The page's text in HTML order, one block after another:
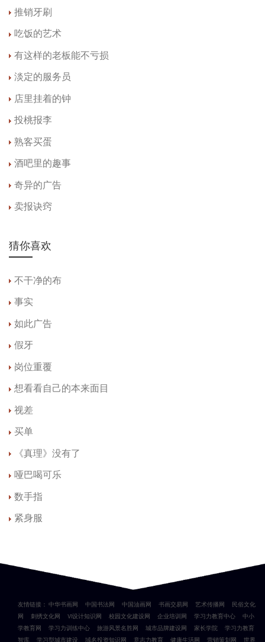
推销牙刷
吃饭的艺术
有这样的老板能不亏损
淡定的服务员
店里挂着的钟
投桃报李
熟客买蛋
酒吧里的趣事
奇异的广告
卖报诀窍
猜你喜欢
不干净的布
事实
如此广告
假牙
岗位重覆
想看看自己的本来面目
视差
买单
《真理》没有了
哑巴喝可乐
数手指
紧身服
友情链接： 中华书画网 中国书法网 中国油画网 书画交易网 艺术传播网
民俗文化
网
刺绣文化网 VI设计知识网 校园文化建设网 企业培训网 学习力教育中心
中小
学教育网
学习力训练中心 旅游风景名胜网 城市品牌建设网 家长学院
学习力教育